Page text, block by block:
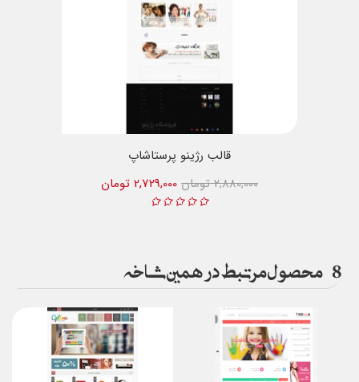
قالب رژینو پرستاشاپ
2,729,000 تومان
2,880,000 تومان
8 محصول مرتبط در همین شاخه